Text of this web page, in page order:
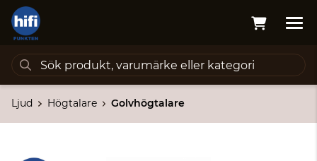
Ljud Högtalare Golvhögtalare